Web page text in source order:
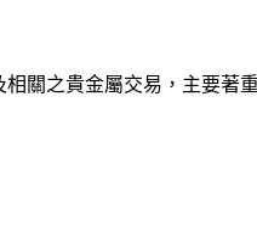
關之貴金屬交易，主要著